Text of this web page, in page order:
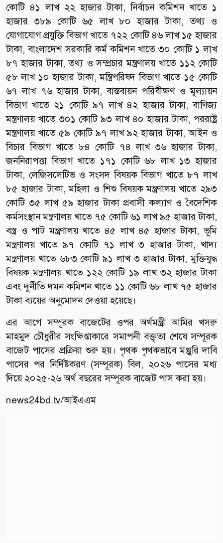
কোটি ৪১ লাখ ২২ হাজার টাকা, নির্বাচন কমিশন খাতে ১
হাজার ৩৮৯ কোটি ৬৫ লাখ ৮০ হাজার টাকা, তথ্য ও
যোগাযোগ প্রযুক্তি বিভাগ খাতে ৭২২ কোটি ৪৬ লাখ ১৫ হাজার
টাকা, বাংলাদেশ সরকারি কর্ম কমিশন খাতে ৩০ কোটি ১ লাখ
৮৭ হাজার টাকা, তথ্য ও সম্প্রচার মন্ত্রণালয় খাতে ১১২ কোটি
৫৮ লাখ ১০ হাজার টাকা, মন্ত্রিপরিষদ বিভাগ খাতে ১৫ কোটি
৬৭ লাখ ৭৬ হাজার টাকা, বাস্তবায়ন পরিবীক্ষণ ও মূল‌্যায়ন
বিভাগ খাতে ২১ কোটি ৯৭ লাখ ৪২ হাজার টাকা, বাণিজ‌্য
মন্ত্রণালয় খাতে ৩০১ কোটি ৯৩ লাখ ৪০ হাজার টাকা, পররাষ্ট্র
মন্ত্রণালয় খাতে ৫৯ কোটি ৯৭ লাখ ৯২ হাজার টাকা, আইন ও
বিচার বিভাগ খাতে ৮৪ কোটি ৭৪ লাখ ৩৬ হাজার টাকা,
জননিরাপত্তা বিভাগ খাতে ১৭১ কোটি ৬৮ লাখ ১৩ হাজার
টাকা, লেজিসলেটিভ ও সংসদ বিষয়ক বিভাগ খাতে ৮৭ লাখ
৮৫ হাজার টাকা, মহিলা ও শিশু বিষয়ক মন্ত্রণালয় খাতে ২৯৩
কোটি ৩৫ লাখ ৫৯ হাজার টাকা প্রবাসী কল্যাণ ও বৈদেশিক
কর্মসংস্থান মন্ত্রণালয় খাতে ৭৫ কোটি ৬১ লাখ ৯৫ হাজার টাকা,
বস্ত্র ও পাট মন্ত্রণালয় খাতে ৪৫ লাখ ৪৫ হাজার টাকা, ভূমি
মন্ত্রণালয় খাতে ৯৭ কোটি ৭১ লাখ ৩ হাজার টাকা, খাদ‌্য
মন্ত্রণালয় খাতে ৬৮৩ কোটি ৯১ লাখ ৩ হাজার টাকা, মুক্তিযুদ্ধ
বিষয়ক মন্ত্রণালয় খাতে ১২২ কোটি ১৯ লাখ ৩২ হাজার টাকা
এবং দুর্নীতি দমন কমিশন খাতে ১১ কোটি ৬৮ লাখ ৭৫ হাজার
টাকা ব্যয়ের অনুমোদন দেওয়া হয়েছে।
এর আগে সম্পূরক বাজেটের ওপর অর্থমন্ত্রী আমির খসরু
মাহমুদ চৌধুরীর সংক্ষিপ্তাকারে সমাপনী বক্তৃতা শেষে সম্পূরক
বাজেট পাসের প্রক্রিয়া শুরু হয়। পৃথক পৃথকভাবে মঞ্জুরি দাবি
পাসের পর নির্দিষ্টকরণ (সম্পূরক) বিল, ২০২৬ পাসের মধ্য
দিয়ে ২০২৫-২৬ অর্থ বছরের সম্পূরক বাজেট পাস করা হয়।
news24bd.tv/আইএএম